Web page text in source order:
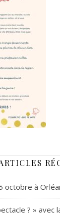
octobre à
? » avec